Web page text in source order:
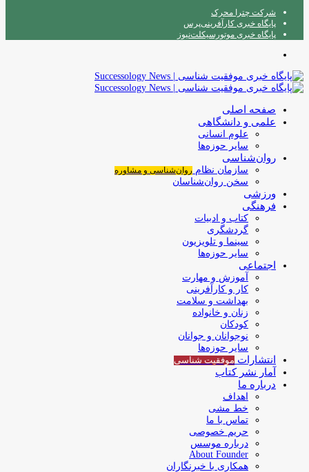
شرکت چترا محرک
پایگاه خبری کارآفرینی‌پرس
پایگاه خبری موتورسیکلت‌نیوز
صفحه اصلی
علمی و دانشگاهی
علوم انسانی
سایر حوزه‌ها
روان‌شناسی
سازمان نظام روان‌شناسی و مشاوره
سخن روان‌شناسان
ورزشی
فرهنگی
کتاب و ادبیات
گردشگری
سینما و تلویزیون
سایر حوزه‌ها
اجتماعی
آموزش و مهارت
کار و کارآفرینی
بهداشت و سلامت
زنان و خانواده
کودکان
نوجوانان و جوانان
سایر حوزه‌ها
انتشارات موفقیت‌ شناسی
آمار نشر کتاب
درباره ما
اهداف
خط مشی
تماس با ما
حریم خصوصی
درباره موسس
About Founder
همکاری با خبرنگاران